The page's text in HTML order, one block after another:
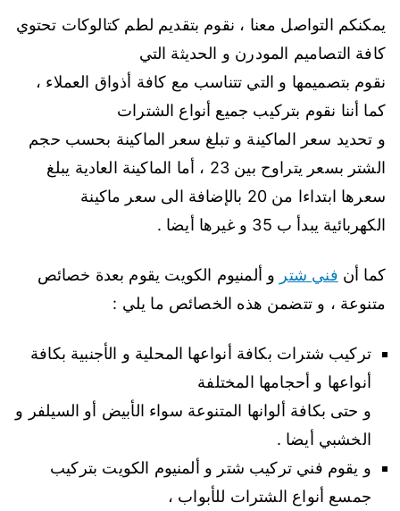
يمكنكم التواصل معنا ، نقوم بتقديم لطم كتالوكات تحتوي
كافة التصاميم المودرن و الحديثة التي
نقوم بتصميمها و التي تتناسب مع كافة أذواق العملاء ،
كما أننا نقوم بتركيب جميع أنواع الشترات
و تحديد سعر الماكينة و تبلغ سعر الماكينة بحسب حجم
الشتر بسعر يتراوح بين 23 ، أما الماكينة العادية يبلغ
سعرها ابتداءا من 20 بالإضافة الى سعر ماكينة
الكهربائية يبدأ ب 35 و غيرها أيضا .
كما أن فني شتر و ألمنيوم الكويت يقوم بعدة خصائص
متنوعة ، و تتضمن هذه الخصائص ما يلي :
تركيب شترات بكافة أنواعها المحلية و الأجنبية بكافة
أنواعها و أحجامها المختلفة
و حتى بكافة ألوانها المتنوعة سواء الأبيض أو السيلفر و
الخشبي أيضا .
و يقوم فني تركيب شتر و ألمنيوم الكويت بتركيب
جمسع أنواع الشترات للأبواب ،